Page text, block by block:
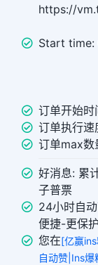
https://
Start
订单开始时
订单执行
订单max
好消息: 累
子普票
24小时自
便捷-更保
您在[亿赢
自动赞|Ins